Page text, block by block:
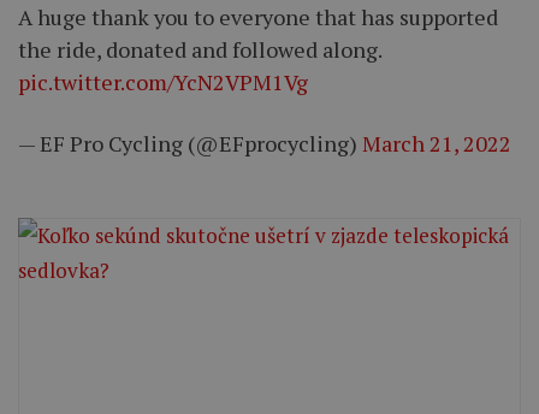
A huge thank you to everyone that has supported
the ride, donated and followed along.
pic.twitter.com/YcN2VPM1Vg
— EF Pro Cycling (@EFprocycling) March 21, 2022